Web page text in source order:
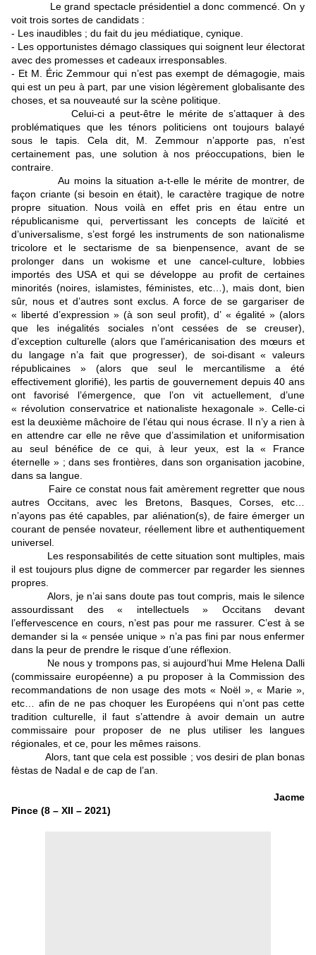
Le grand spectacle présidentiel a donc commencé. On y
voit trois sortes de candidats :
- Les inaudibles ; du fait du jeu médiatique, cynique.
- Les opportunistes démago classiques qui soignent leur électorat
avec des promesses et cadeaux irresponsables.
- Et M. Éric Zemmour qui n’est pas exempt de démagogie, mais
qui est un peu à part, par une vision légèrement globalisante des
choses, et sa nouveauté sur la scène politique.
Celui-ci a peut-être le mérite de s’attaquer à des
problématiques que les ténors politiciens ont toujours balayé
sous le tapis. Cela dit, M. Zemmour n’apporte pas, n’est
certainement pas, une solution à nos préoccupations, bien le
contraire.
Au moins la situation a-t-elle le mérite de montrer, de
façon criante (si besoin en était), le caractère tragique de notre
propre situation. Nous voilà en effet pris en étau entre un
républicanisme qui, pervertissant les concepts de laïcité et
d’universalisme, s’est forgé les instruments de son nationalisme
tricolore et le sectarisme de sa bienpensence, avant de se
prolonger dans un wokisme et une cancel-culture, lobbies
importés des USA et qui se développe au profit de certaines
minorités (noires, islamistes, féministes, etc…), mais dont, bien
sûr, nous et d’autres sont exclus. A force de se gargariser de
« liberté d’expression » (à son seul profit), d’ « égalité » (alors
que les inégalités sociales n’ont cessées de se creuser),
d’exception culturelle (alors que l’américanisation des mœurs et
du langage n’a fait que progresser), de soi-disant « valeurs
républicaines » (alors que seul le mercantilisme a été
effectivement glorifié), les partis de gouvernement depuis 40 ans
ont favorisé l’émergence, que l’on vit actuellement, d’une
« révolution conservatrice et nationaliste hexagonale ». Celle-ci
est la deuxième mâchoire de l’étau qui nous écrase. Il n’y a rien à
en attendre car elle ne rêve que d’assimilation et uniformisation
au seul bénéfice de ce qui, à leur yeux, est la « France
éternelle » ; dans ses frontières, dans son organisation jacobine,
dans sa langue.
Faire ce constat nous fait amèrement regretter que nous
autres Occitans, avec les Bretons, Basques, Corses, etc…
n’ayons pas été capables, par aliénation(s), de faire émerger un
courant de pensée novateur, réellement libre et authentiquement
universel.
Les responsabilités de cette situation sont multiples, mais
il est toujours plus digne de commercer par regarder les siennes
propres.
Alors, je n’ai sans doute pas tout compris, mais le silence
assourdissant des « intellectuels » Occitans devant
l’effervescence en cours, n’est pas pour me rassurer. C’est à se
demander si la « pensée unique » n’a pas fini par nous enfermer
dans la peur de prendre le risque d’une réflexion.
Ne nous y trompons pas, si aujourd’hui Mme Helena Dalli
(commissaire européenne) a pu proposer à la Commission des
recommandations de non usage des mots « Noël », « Marie »,
etc… afin de ne pas choquer les Européens qui n’ont pas cette
tradition culturelle, il faut s’attendre à avoir demain un autre
commissaire pour proposer de ne plus utiliser les langues
régionales, et ce, pour les mêmes raisons.
Alors, tant que cela est possible ; vos desiri de plan bonas
fèstas de Nadal e de cap de l’an.
Jacme
Pince (8 – XII – 2021)